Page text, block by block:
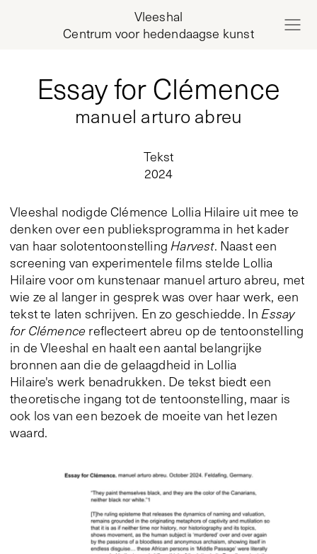
Vleeshal
Centrum voor hedendaagse kunst
Essay for Clémence
manuel arturo abreu
Tekst
2024
Vleeshal nodigde Clémence Lollia Hilaire uit mee te
denken over een publieksprogramma in het kader
van haar solotentoonstellingHarvest. Naast een
screening van experimentele films stelde Lollia
Hilaire voor om kunstenaar manuel arturo abreu, met
wie ze al langer in gesprek was over haar werk, een
tekst te laten schrijven. En zo geschiedde. InEssay
for Clémence reflecteert abreu op de tentoonstelling
in de Vleeshal en haalt een aantal belangrijke
bronnen aan die de gelaagdheid in Lollia
Hilaire's werk benadrukken. De tekst biedt een
theoretische ingang tot de tentoonstelling, maar is
ook los van een bezoek de moeite van het lezen
waard.